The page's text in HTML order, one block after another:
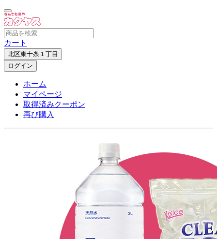
カート
北区東十条１丁目
ログイン
ホーム
マイページ
取得済みクーポン
再び購入